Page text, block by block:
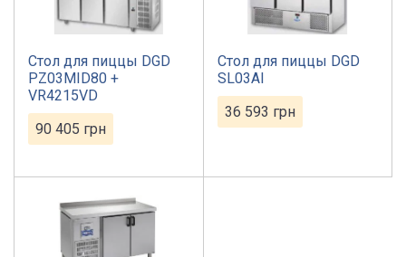
Стол для пиццы DGD
PZ03MID80 +
VR4215VD
90 405 грн
Стол для пиццы DGD
SL03AI
36 593 грн